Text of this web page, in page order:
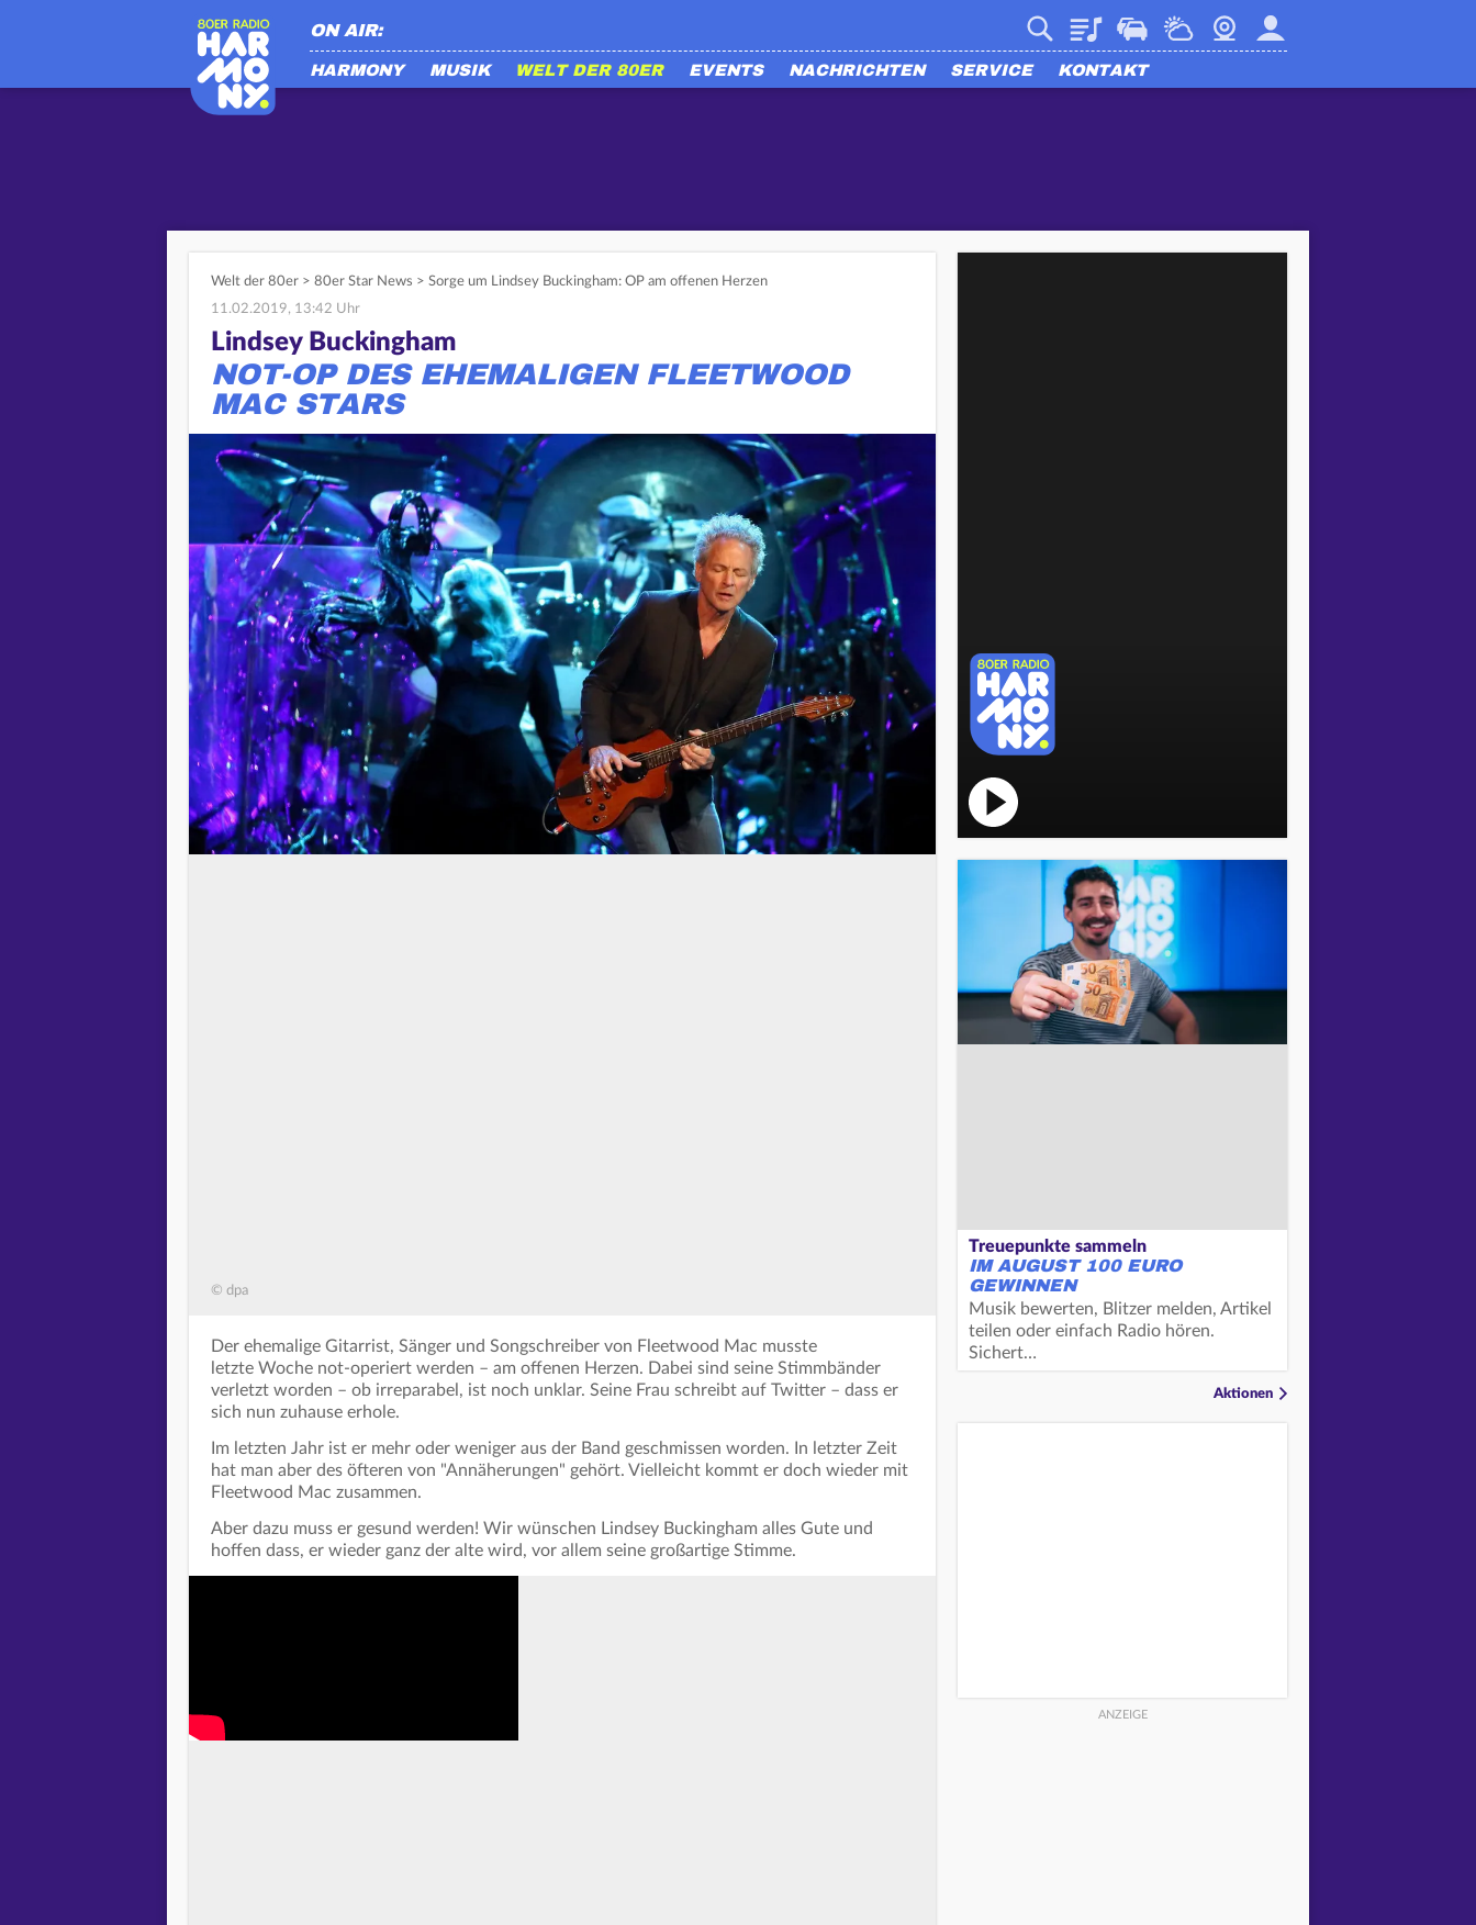
ON AIR: PlaylistVerkehrWetterWebcamMein harmony
HARMONY MUSIK WELT DER 80ER EVENTS NACHRICHTEN SERVICE KONTAKT
Welt der 80er > 80er Star News > Sorge um Lindsey Buckingham: OP am offenen Herzen
11.02.2019, 13:42 Uhr
Lindsey Buckingham
NOT-OP DES EHEMALIGEN FLEETWOOD
MAC STARS
© dpa
Der ehemalige Gitarrist, Sänger und Songschreiber von Fleetwood Mac musste
letzte Woche not-operiert werden – am offenen Herzen. Dabei sind seine Stimmbänder
verletzt worden – ob irreparabel, ist noch unklar. Seine Frau schreibt auf Twitter – dass er
sich nun zuhause erhole.
Im letzten Jahr ist er mehr oder weniger aus der Band geschmissen worden. In letzter Zeit
hat man aber des öfteren von "Annäherungen" gehört. Vielleicht kommt er doch wieder mit
Fleetwood Mac zusammen.
Aber dazu muss er gesund werden! Wir wünschen Lindsey Buckingham alles Gute und
hoffen dass, er wieder ganz der alte wird, vor allem seine großartige Stimme.
Treuepunkte sammeln
IM AUGUST 100 EURO
GEWINNEN
Musik bewerten, Blitzer melden, Artikel
teilen oder einfach Radio hören.
Sichert…
Aktionen